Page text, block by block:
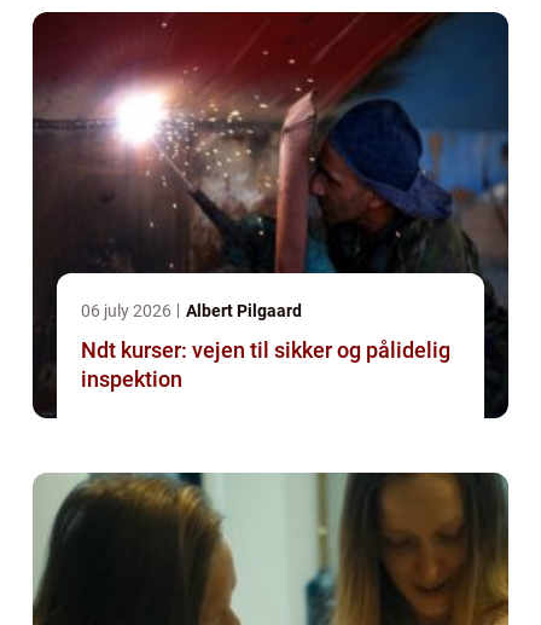
06 july 2026 Albert Pilgaard
Ndt kurser: vejen til sikker og pålidelig
inspektion